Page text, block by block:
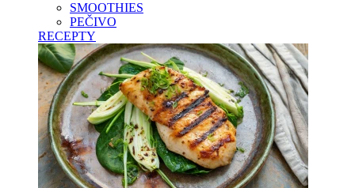
SMOOTHIES
PEČIVO
RECEPTY